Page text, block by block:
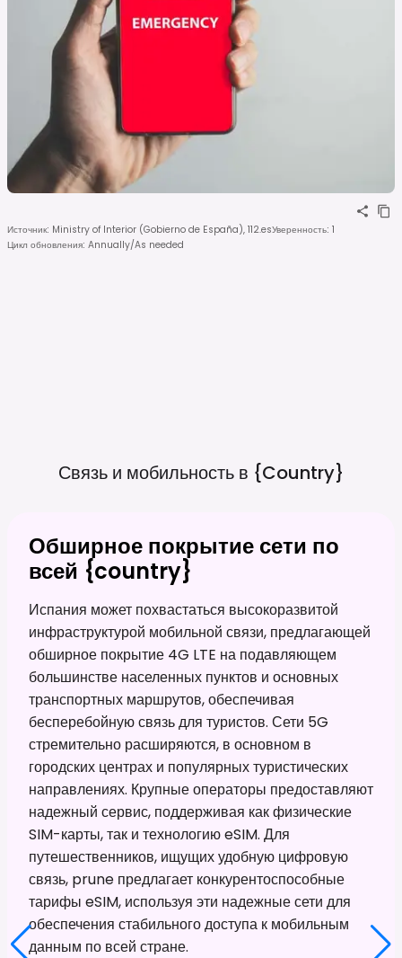
Источник: Ministry of Interior (Gobierno de España), 112.esУверенность: 1
Цикл обновления: Annually/As needed
Связь и мобильность в {country}
Обширное покрытие сети по
всей {country}
Испания может похвастаться высокоразвитой
инфраструктурой мобильной связи, предлагающей
обширное покрытие 4G LTE на подавляющем
большинстве населенных пунктов и основных
транспортных маршрутов, обеспечивая
бесперебойную связь для туристов. Сети 5G
стремительно расширяются, в основном в
городских центрах и популярных туристических
направлениях. Крупные операторы предоставляют
надежный сервис, поддерживая как физические
SIM-карты, так и технологию eSIM. Для
путешественников, ищущих удобную цифровую
связь, prune предлагает конкурентоспособные
тарифы eSIM, используя эти надежные сети для
обеспечения стабильного доступа к мобильным
данным по всей стране.